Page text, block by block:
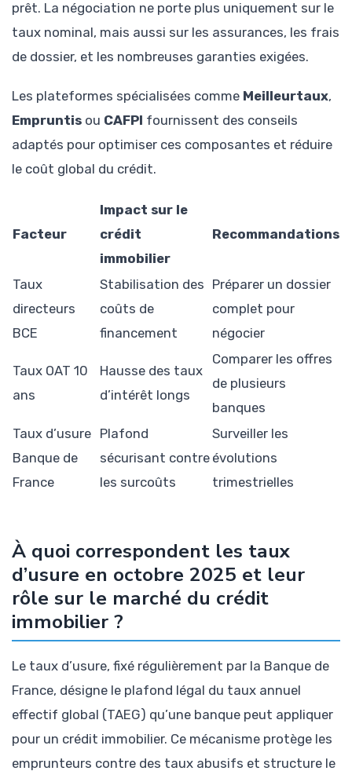
prêt. La négociation ne porte plus uniquement sur le
taux nominal, mais aussi sur les assurances, les frais
de dossier, et les nombreuses garanties exigées.
Les plateformes spécialisées comme Meilleurtaux,
Empruntis ou CAFPI fournissent des conseils
adaptés pour optimiser ces composantes et réduire
le coût global du crédit.
Facteur
Impact sur le
crédit
immobilier
Recommandations
Taux
directeurs
BCE
Stabilisation des
coûts de
financement
Préparer un dossier
complet pour
négocier
Taux OAT 10
ans
Hausse des taux
d’intérêt longs
Comparer les offres
de plusieurs
banques
Taux d’usure
Banque de
France
Plafond
sécurisant contre
les surcoûts
Surveiller les
évolutions
trimestrielles
À quoi correspondent les taux
d’usure en octobre 2025 et leur
rôle sur le marché du crédit
immobilier ?
Le taux d’usure, fixé régulièrement par la Banque de
France, désigne le plafond légal du taux annuel
effectif global (TAEG) qu’une banque peut appliquer
pour un crédit immobilier. Ce mécanisme protège les
emprunteurs contre des taux abusifs et structure le